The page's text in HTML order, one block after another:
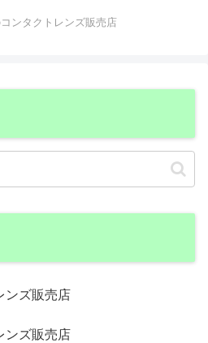
ンタクトレンズ販売店
ンズ販売店
ンズ販売店